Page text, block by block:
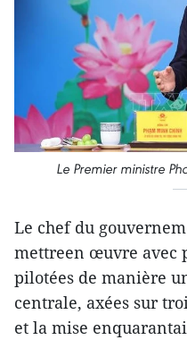
Le Premier ministre
Le chef du
mettreen œuvre avec
pilotées de manière
centrale, axées sur
et la mise